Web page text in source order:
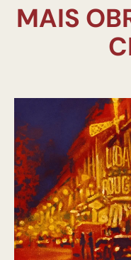
MAIS